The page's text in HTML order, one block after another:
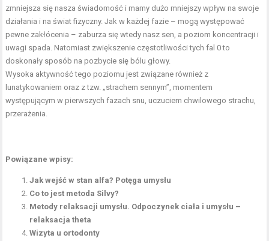
zmniejsza się nasza świadomość i mamy dużo mniejszy wpływ na swoje
działania i na świat fizyczny. Jak w każdej fazie – mogą występować
pewne zakłócenia – zaburza się wtedy nasz sen, a poziom koncentracji i
uwagi spada. Natomiast zwiększenie częstotliwości tych fal 0 to
doskonały sposób na pozbycie się bólu głowy.
Wysoka aktywność tego poziomu jest związane również z
lunatykowaniem oraz z tzw. „strachem sennym”, momentem
występującym w pierwszych fazach snu, uczuciem chwilowego strachu,
przerażenia.
Powiązane wpisy:
Jak wejść w stan alfa? Potęga umysłu
Co to jest metoda Silvy?
Metody relaksacji umysłu. Odpoczynek ciała i umysłu –
relaksacja theta
Wizyta u ortodonty